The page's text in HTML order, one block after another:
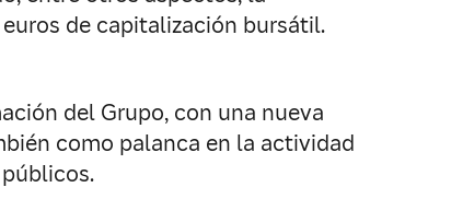
de capitalización bursátil.
del Grupo, con una nueva
como palanca en la actividad